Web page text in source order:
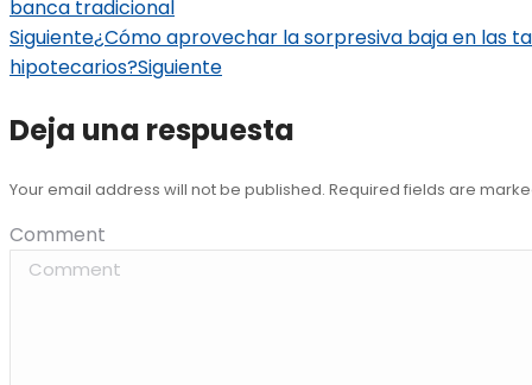
banca tradicional
Siguiente¿Cómo aprovechar la sorpresiva baja en las
hipotecarios?Siguiente
Deja una respuesta
Your email address will not be published. Required fields are
Comment